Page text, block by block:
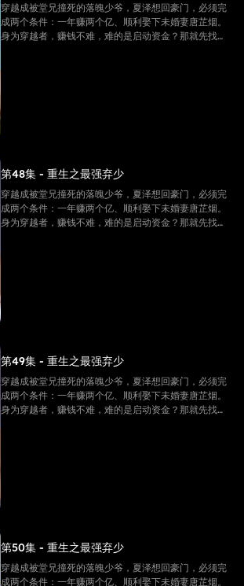
穿越成被堂兄撞死的落魄少爷，夏泽想回豪门，必须完
成两个条件：一年赚两个亿、顺利娶下未婚妻唐芷烟。
身为穿越者，赚钱不难，难的是启动资金？那就先找未
第48集 - 重生之最强弃少
穿越成被堂兄撞死的落魄少爷，夏泽想回豪门，必须完
成两个条件：一年赚两个亿、顺利娶下未婚妻唐芷烟。
身为穿越者，赚钱不难，难的是启动资金？那就先找未
第49集 - 重生之最强弃少
穿越成被堂兄撞死的落魄少爷，夏泽想回豪门，必须完
成两个条件：一年赚两个亿、顺利娶下未婚妻唐芷烟。
身为穿越者，赚钱不难，难的是启动资金？那就先找未
第50集 - 重生之最强弃少
穿越成被堂兄撞死的落魄少爷，夏泽想回豪门，必须完
成两个条件：一年赚两个亿、顺利娶下未婚妻唐芷烟。